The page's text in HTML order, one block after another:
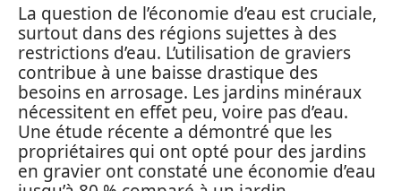
La question de l’économie d’eau est cruciale,
surtout dans des régions sujettes à des
restrictions d’eau. L’utilisation de graviers
contribue à une baisse drastique des
besoins en arrosage. Les jardins minéraux
nécessitent en effet peu, voire pas d’eau.
Une étude récente a démontré que les
propriétaires qui ont opté pour des jardins
en gravier ont constaté une économie d’eau